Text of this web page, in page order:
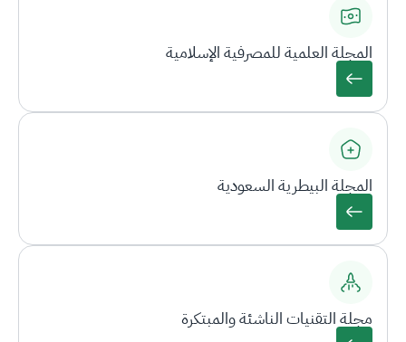
المجلة العلمية للمصرفية الإسلامية
المجلة البيطرية السعودية
مجلة التقنيات الناشئة والمبتكرة